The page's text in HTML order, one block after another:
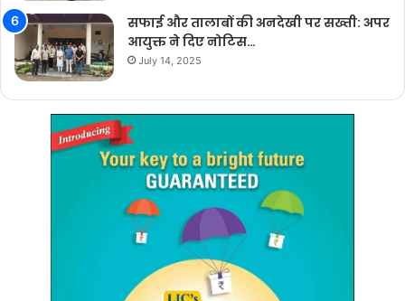
सफाई और तालाबों की अनदेखी पर सख्ती: अपर
आयुक्त ने दिए नोटिस…
July 14, 2025